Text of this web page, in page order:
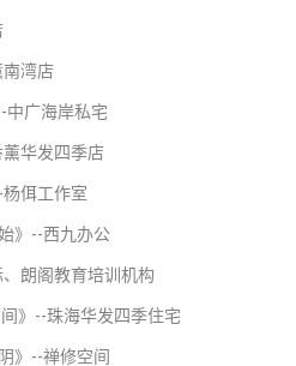
湾店
中广海岸私宅
华发四季店
杨佴工作室
》 --西九办公
朗阁教育培训机构
》 --珠海华发四季住宅
》 --禅修空间